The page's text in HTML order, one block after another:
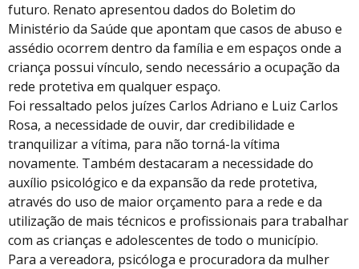
futuro. Renato apresentou dados do Boletim do
Ministério da Saúde que apontam que casos de abuso e
assédio ocorrem dentro da família e em espaços onde a
criança possui vínculo, sendo necessário a ocupação da
rede protetiva em qualquer espaço.
Foi ressaltado pelos juízes Carlos Adriano e Luiz Carlos
Rosa, a necessidade de ouvir, dar credibilidade e
tranquilizar a vítima, para não torná-la vítima
novamente. Também destacaram a necessidade do
auxílio psicológico e da expansão da rede protetiva,
através do uso de maior orçamento para a rede e da
utilização de mais técnicos e profissionais para trabalhar
com as crianças e adolescentes de todo o município.
Para a vereadora, psicóloga e procuradora da mulher